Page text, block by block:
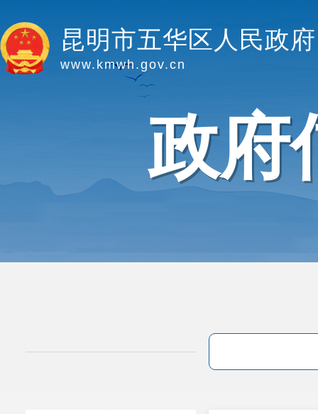
昆明市五华区人民政府
www.kmwh.gov.cn
政府